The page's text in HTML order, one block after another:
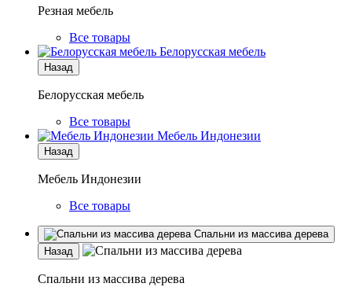
Резная мебель
Все товары
Белорусская мебель
Назад
Белорусская мебель
Все товары
Мебель Индонезии
Назад
Мебель Индонезии
Все товары
Спальни из массива дерева
Назад
Спальни из массива дерева